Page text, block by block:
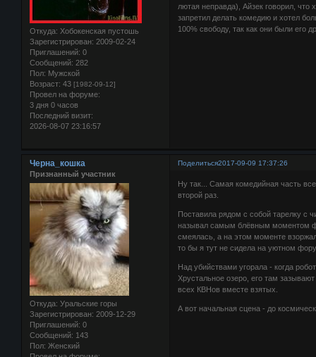
Откуда: Хобокенская пустошь
Зарегистрирован: 2009-02-24
Приглашений: 0
Сообщений: 282
Пол: Мужской
Возраст: 43 [1982-09-12]
Провел на форуме:
3 дня 0 часов
Последний визит:
2026-08-07 23:16:57
лютая неправда), Айзек говорил, что
запретил делать комедию и хотел
100% свободу, так как они были его
Поделиться2017-09-09 17:37:26
Черна_кошка
Признанный участник
Откуда: Уральские горы
Зарегистрирован: 2009-12-29
Приглашений: 0
Сообщений: 143
Пол: Женский
Ну так... Самая комедийная часть
второй раз.
Поставила рядом с собой тарелку с
называл самым блёвным моментом
смеялась, а на этом моменте
то бы я тут не сидела на уютном
Над убийствами угорала - когда
Хрустальное озеро, его там
всех КВНов вместе взятых.
А вот начальная сцена - до